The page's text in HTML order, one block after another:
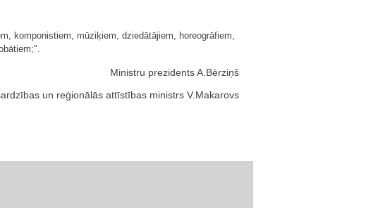
komponistiem, mūziķiem, dziedātājiem, horeogrāfiem,
Ministru prezidents A.Bērziņš
un reģionālās attīstības ministrs V.Makarovs